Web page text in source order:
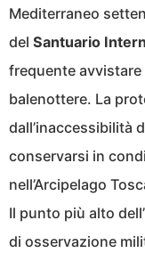
Mediterraneo
del Santuario
frequente
balenottere. La
dall’inaccessibilità
conservarsi in
nell’Arcipelago
Il punto più alto
di osservazione